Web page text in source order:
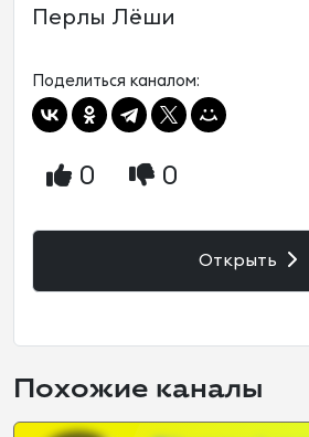
Перлы Лёши
Поделиться каналом:
0 0
Открыть
Похожие каналы